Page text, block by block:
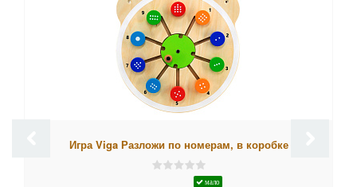
Игра Viga Разложи по номерам, в коробке
мало